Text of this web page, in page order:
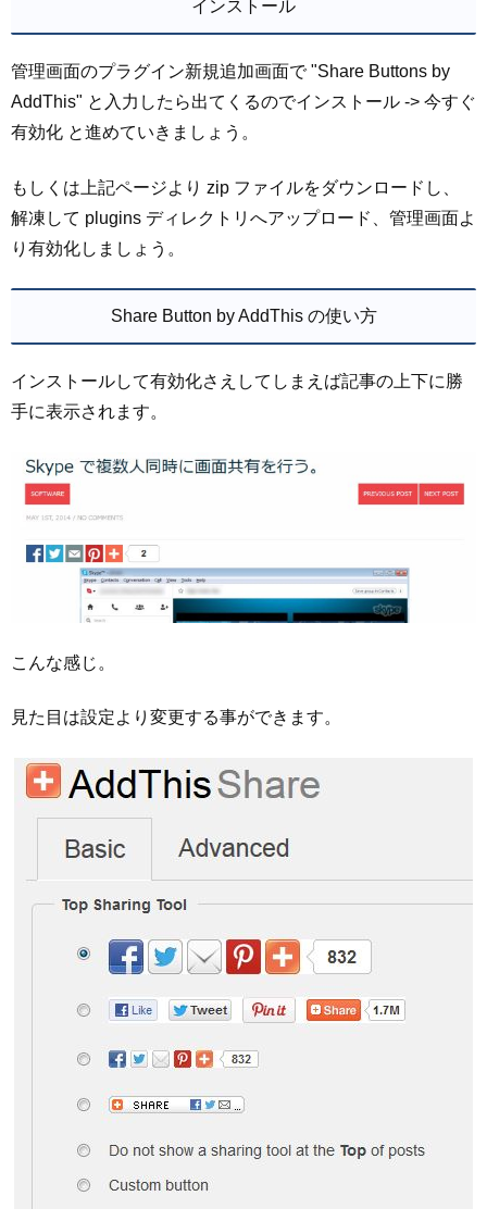
インストール
管理画面のプラグイン新規追加画面で "Share Buttons by
AddThis" と入力したら出てくるのでインストール -> 今すぐ
有効化 と進めていきましょう。
もしくは上記ページより zip ファイルをダウンロードし、
解凍して plugins ディレクトリへアップロード、管理画面よ
り有効化しましょう。
Share Button by AddThis の使い方
インストールして有効化さえしてしまえば記事の上下に勝
手に表示されます。
こんな感じ。
見た目は設定より変更する事ができます。